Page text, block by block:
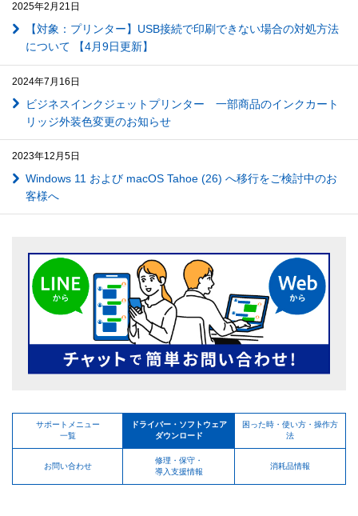
2025年2月21日
【対象：プリンター】USB接続で印刷できない場合の対処方法
について 【4月9日更新】
2024年7月16日
ビジネスインクジェットプリンター 一部商品のインクカート
リッジ外装色変更のお知らせ
2023年12月5日
Windows 11 および macOS Tahoe (26) へ移行をご検討中のお
客様へ
サポートメニュー
一覧
ドライバー・ソフトウェア
ダウンロード
困った時・使い方・操作方
法
お問い合わせ
修理・保守・
導入支援情報
消耗品情報